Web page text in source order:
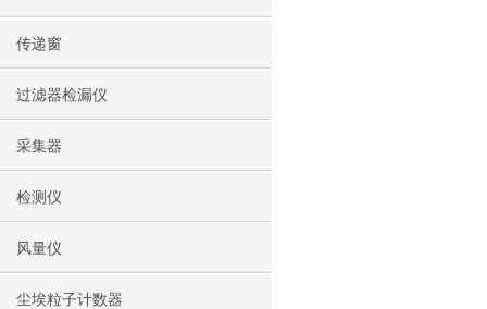
传递窗
过滤器检漏仪
采集器
检测仪
风量仪
尘埃粒子计数器